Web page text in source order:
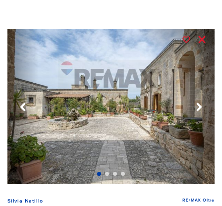
Silvia Natillo RE/MAX Oltre